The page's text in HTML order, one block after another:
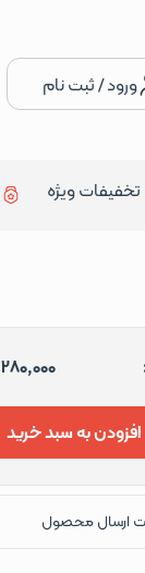
ورود / ثبت نام
تخفیفات ویژه
280,000
افزودن به سبد خرید
ارسال محصول